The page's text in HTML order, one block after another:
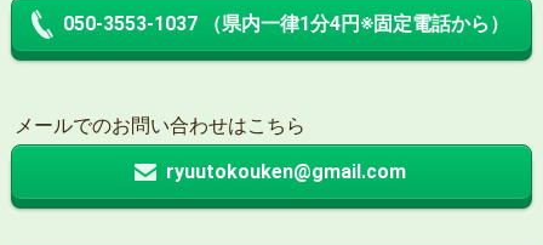
050-3553-1037 （県内一律1分4円※固定電話から）
メールでのお問い合わせはこちら
ryuutokouken@gmail.com